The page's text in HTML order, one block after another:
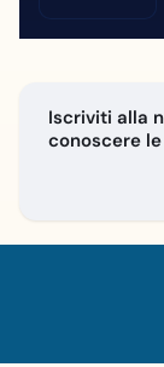
Iscriviti alla
conoscere